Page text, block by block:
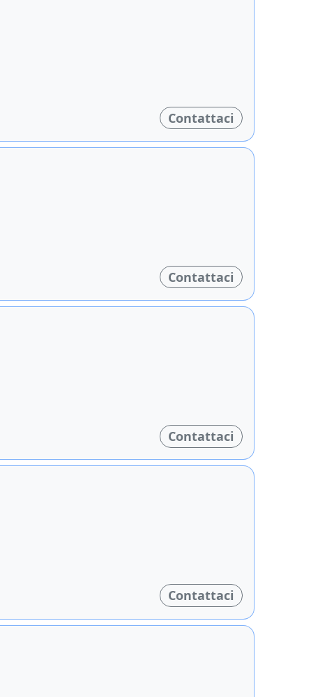
Contattaci
Contattaci
Contattaci
Contattaci